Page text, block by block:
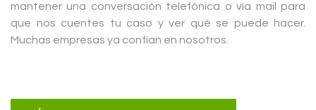
mantener una conversación telefónica o vía mail para
que nos cuentes tu caso y ver qué se puede hacer.
Muchas empresas ya confían en nosotros.